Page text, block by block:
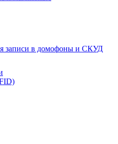
записи в домофоны и СКУД